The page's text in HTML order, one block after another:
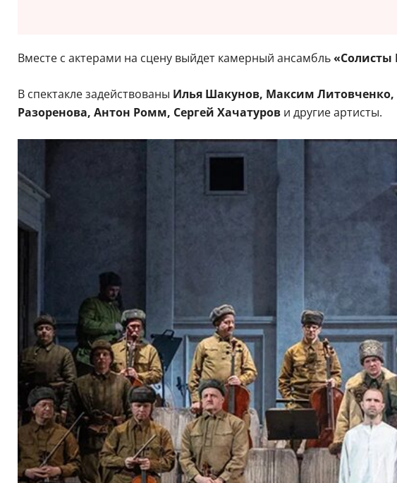
Вместе с актерами на сцену выйдет камерный ансамбль«Солисты
В спектакле задействованы Илья Шакунов, Максим
Разоренова, Антон Ромм, Сергей Хачатурови другие артисты.